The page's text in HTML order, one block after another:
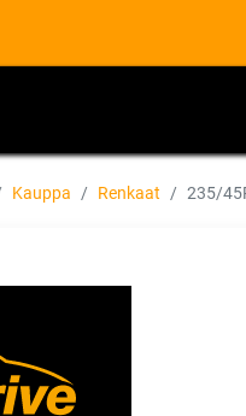
Kauppa Renkaat 235/
45R19 99T
4019238088984
€/ kpl